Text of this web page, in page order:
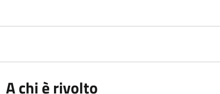
A chi è rivolto